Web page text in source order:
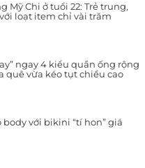
Mỹ Chi ở tuổi 22: Trẻ trung,
loạt item chỉ vài trăm
ngay 4 kiểu quần ống rộng
quê vừa kéo tụt chiều cao
body với bikini “tí hon” giá